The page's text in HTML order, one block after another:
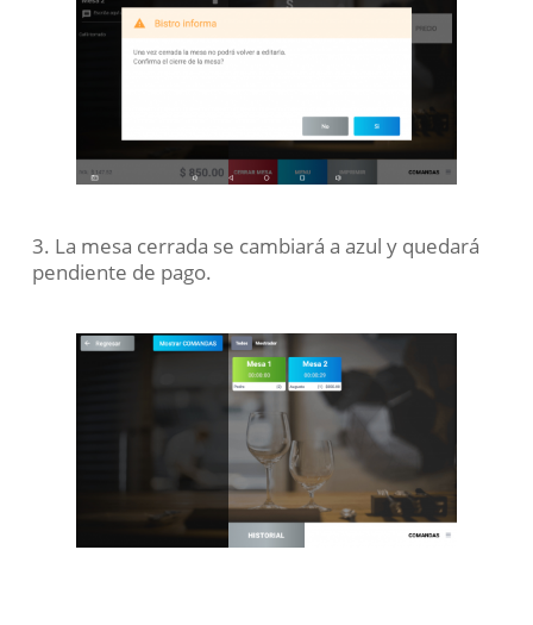
3. La mesa cerrada se cambiará a azul y quedará
pendiente de pago.